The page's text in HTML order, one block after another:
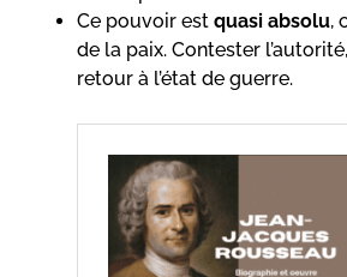
Ce pouvoir est quasi absolu,
de la paix. Contester
retour à l’état de guerre.